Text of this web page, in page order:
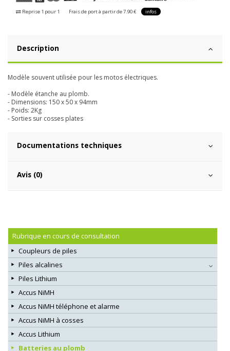
Reprise 1 pour 1 Frais de port à partir de 7.90 € infos
Description
Modèle souvent utilisée pour les motos électriques.
- Modèle étanche au plomb.
- Dimensions: 150 x 50 x 94mm
- Poids: 2Kg
- Sorties sur cosses plates
Documentations techniques
Avis (0)
Rubrique en cours de consultation
Coupleurs de piles
Piles alcalines
Piles Lithium
Accus NiMH
Accus NiMH téléphone et alarme
Accus NiMH à cosses
Accus Lithium
Batteries au plomb